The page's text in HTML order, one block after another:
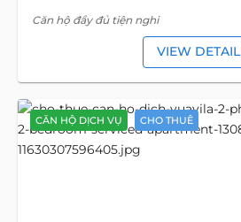
Căn hộ đầy đủ tiện nghi
VIEW DETAIL
CĂN HỘ DỊCH VỤ CHO THUÊ